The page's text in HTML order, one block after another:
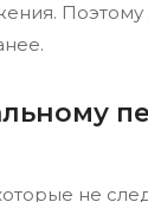
Поэтому
не